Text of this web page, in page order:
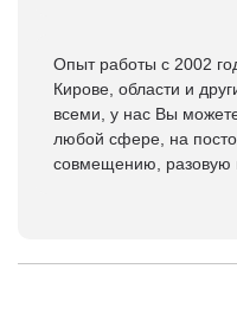
Опыт работы с 2002
Кирове, области и
всеми, у нас Вы
любой сфере, на
совмещению, разовую